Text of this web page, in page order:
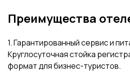
Преимущества
1. Гарантированный сервис и
Круглосуточная стойка
формат для бизнес-туристов.